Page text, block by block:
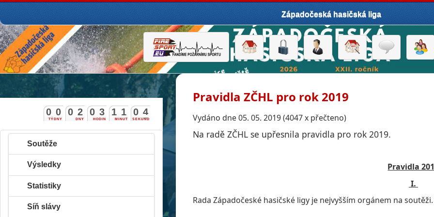
Západočeská hasičská liga
Pravidla ZČHL pro rok 2019
Vydáno dne 05. 05. 2019 (4047 x přečteno)
Na radě ZČHL se upřesnila pravidla pro rok 2019.
Pravidla
I.
Rada Západočeské hasičské ligy je nejvyšším orgánem na soutěži.
TÝDNY
0 0
DNY
0 2
HODIN
0 3
MINUT
1 1
SEKUND
0 3
4
Soutěže
Výsledky
Statistiky
Síň slávy